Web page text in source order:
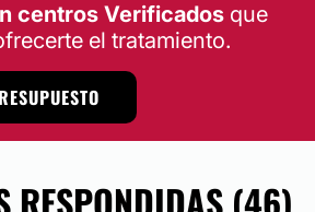
centros Verificados que
el tratamiento.
RESPONDIDAS (46)